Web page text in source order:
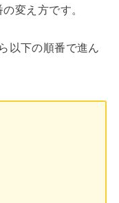
変え方です。
以下の順番で進ん